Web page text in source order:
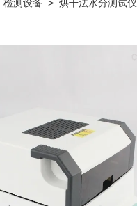
检测设备 > 烘干法水分测试仪